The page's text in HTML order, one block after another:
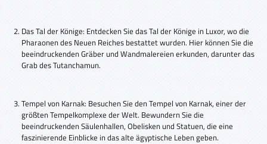
Das Tal der Könige: Entdecken Sie das Tal der Könige in Luxor, wo die
Pharaonen des Neuen Reiches bestattet wurden. Hier können Sie die
beeindruckenden Gräber und Wandmalereien erkunden, darunter das
Grab des Tutanchamun.
Tempel von Karnak: Besuchen Sie den Tempel von Karnak, einer der
größten Tempelkomplexe der Welt. Bewundern Sie die
beeindruckenden Säulenhallen, Obelisken und Statuen, die eine
faszinierende Einblicke in das alte ägyptische Leben geben.